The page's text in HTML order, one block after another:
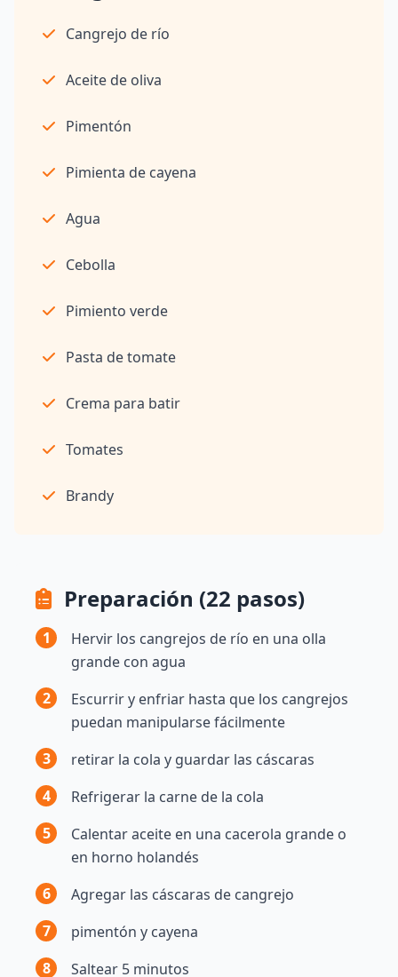
Cangrejo de río
Aceite de oliva
Pimentón
Pimienta de cayena
Agua
Cebolla
Pimiento verde
Pasta de tomate
Crema para batir
Tomates
Brandy
Preparación (22 pasos)
1
Hervir los cangrejos de río en una olla
grande con agua
2
Escurrir y enfriar hasta que los cangrejos
puedan manipularse fácilmente
3
retirar la cola y guardar las cáscaras
4
Refrigerar la carne de la cola
5
Calentar aceite en una cacerola grande o
en horno holandés
6
Agregar las cáscaras de cangrejo
7
pimentón y cayena
8
Saltear 5 minutos